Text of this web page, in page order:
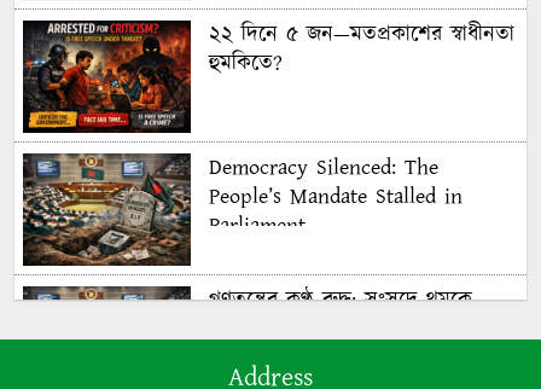
২২ দিনে ৫ জন—মতপ্রকাশের স্বাধীনতা
হুমকিতে?
Democracy Silenced: The
People’s Mandate Stalled in
Parliament
গণতন্ত্রের কণ্ঠ রুদ্ধ: সংসদে থমকে
Address